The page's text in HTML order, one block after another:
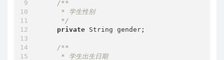
/**
     * 学生性别
     */
private String gender;
/**
     * 学生出生日期